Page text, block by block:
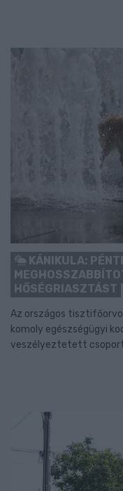
KÁNIKULA:
HŐSÉGRIASZTÁST
Az országos
komoly egészségügyi
veszélyeztetett